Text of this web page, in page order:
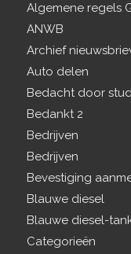
Algemene regels
ANWB
Archief
Auto delen
Bedacht door
Bedankt 2
Bedrijven
Bedrijven
Bevestiging
Blauwe diesel
Blauwe diesel-
Categorieën